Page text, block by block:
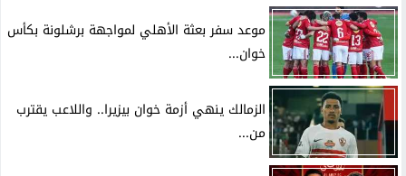
موعد سفر بعثة الأهلي لمواجهة برشلونة بكأس
خوان...
الزمالك ينهي أزمة خوان بيزيرا.. واللاعب يقترب
من...